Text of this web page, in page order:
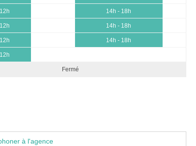
14h - 18h
14h - 18h
14h - 18h
Fermé
à l'agence